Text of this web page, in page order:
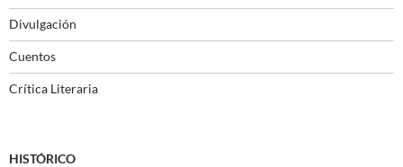
Divulgación
Cuentos
Crítica Literaria
HISTÓRICO